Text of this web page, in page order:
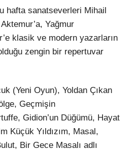
Pinterest
Dribbble
hafta sanatseverleri Mihail
Yağmur
klasik ve modern yazarların
zengin bir repertuvar
(Yeni Oyun), Yoldan Çıkan
Geçmişin
Gidion’un Düğümü, Hayat
Küçük Yıldızım, Masal,
Bir Gece Masalı adlı